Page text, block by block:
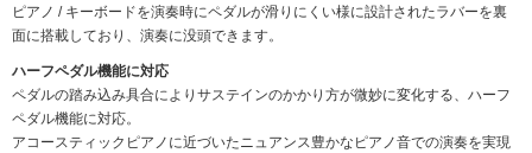
ピアノ / キーボードを演奏時にペダルが滑りにくい様に設計されたラバーを裏
面に搭載しており、演奏に没頭できます。
ハーフペダル機能に対応
ペダルの踏み込み具合によりサステインのかかり方が微妙に変化する、ハーフ
ペダル機能に対応。
アコースティックピアノに近づいたニュアンス豊かなピアノ音での演奏を実現